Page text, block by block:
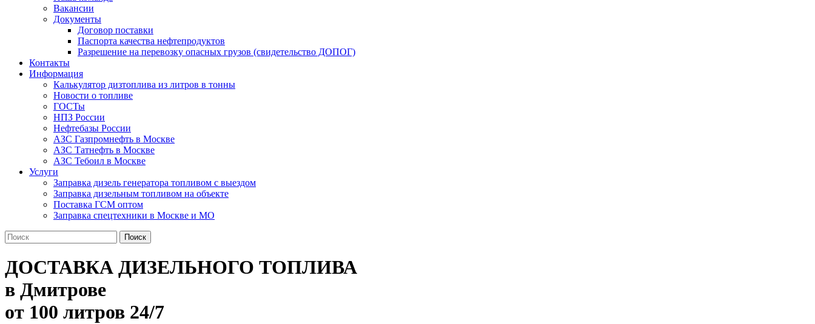
Вакансии
Документы
Договор поставки
Паспорта качества нефтепродуктов
Разрешение на перевозку опасных грузов (свидетельство ДОПОГ)
Контакты
Информация
Калькулятор дизтоплива из литров в тонны
Новости о топливе
ГОСТы
НПЗ России
Нефтебазы России
АЗС Газпромнефть в Москве
АЗС Татнефть в Москве
АЗС Тебоил в Москве
Услуги
Заправка дизель генератора топливом с выездом
Заправка дизельным топливом на объекте
Поставка ГСМ оптом
Заправка спецтехники в Москве и МО
Поиск
ДОСТАВКА ДИЗЕЛЬНОГО ТОПЛИВА
в Дмитрове
от 100 литров 24/7